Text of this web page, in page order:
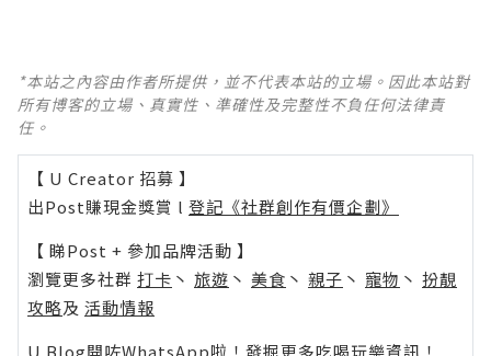
*本站之內容由作者所提供，並不代表本站的立場。因此本站對
所有博客的立場、真實性、準確性及完整性不負任何法律責
任。
【 U Creator 招募 】
出Post賺現金獎賞 l 登記《社群創作有價企劃》
【 睇Post + 參加品牌活動 】
瀏覽更多社群 打卡 丶 旅遊 丶 美食 丶 親子 丶 寵物 丶 扮靚
攻略及 活動情報
U Blog開咗WhatsApp啦！發掘更多吃喝玩樂資訊！